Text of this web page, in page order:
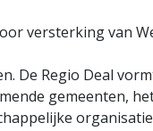
versterking van
De Regio Deal
gemeenten,